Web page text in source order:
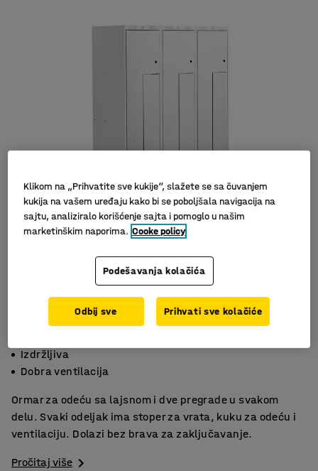
Izdržljiva
Dobra ventilacija
Ormar za odeću sa lajsnom i dve pregrade u svakom
delu. Svaki odeljak ima stoper za vrata, kuku za odeću i
ventilaciju. Dolazi bez brava za zaključavanje.
Pročitaj više
Klikom na „Prihvatite sve kukije“, slažete se sa čuvanjem
kukija na vašem uređaju kako bi se poboljšala navigacija na
sajtu, analiziralo korišćenje sajta i pomoglo u našim
marketinškim naporima. Cooke policy
Podešavanja kolačića
Odbij sve Prihvati sve kolačiće